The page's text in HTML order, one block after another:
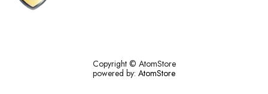
Copyright © AtomStore
powered by: AtomStore